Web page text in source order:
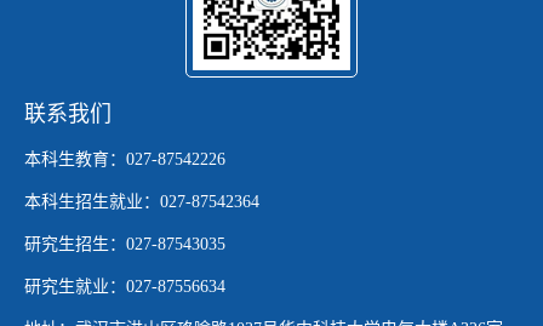
联系我们
本科生教育：027-87542226
本科生招生就业：027-87542364
研究生招生：027-87543035
研究生就业：027-87556634